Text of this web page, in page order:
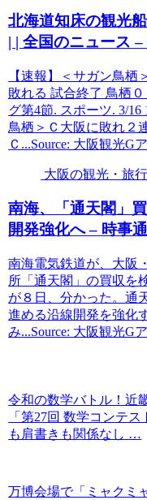
北海道知床の観光
| | 全国のニュース
【速報】＜サガン鳥栖
敗れる 試合終了 鳥栖
グ第4節. スポーツ. 3/16
鳥栖＞Ｃ大阪に敗れ２
Ｃ...Source: 大阪観光G
大阪の観光・旅行
南海、「通天閣」
開発強化へ – 時事
南海電気鉄道が、大阪
所「通天閣」の買収を
が８日、分かった。通
進める沿線開発を強化
み...Source: 大阪観光G
令和の数学バトル！近
「第27回 数学コンテ
も肩書きも関係なし …
万博会場で「ミャクミ